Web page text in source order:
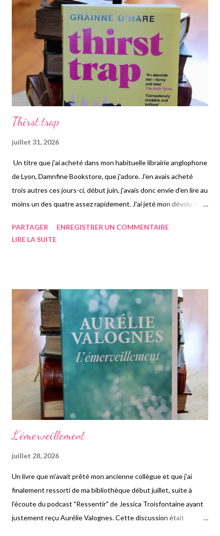
rentre véritablement dans la thématique, mais j'avoue que je
n'avais pas vraiment d'autre idée. Dans ce roman constitué de
cinq chapitres, on va faire la connaissance de Gumnam, une
femme de plus de...
Thirst trap
juillet 31, 2026
Un titre que j'ai acheté dans mon habituelle librairie anglophone
de Lyon, Damnfine Bookstore, que j'adore. J'en avais acheté
trois autres ces jours-ci, début juin, j'avais donc envie d'en lire au
moins un des quatre assez rapidement. J'ai jeté mon dévolu sur
coup lu en anglais, dont la sortie "poche" est parue récemment.
amie irlandaise m'a fait la traductrice et ce serait à peu près ça.
Dans ce roman-ci qui n'a pas été un coup de cœur mais que j'ai
plutôt bien aimé mais sans plus, on va suivre trois amies basées
à Belfast. Harley, Maggie et Roise (prononcez Reucha). Amies
PARTAGER
ENREGISTRER UN COMMENTAIRE
LIRE LA SUITE
L'émerveillement
juillet 28, 2026
Un livre que m'avait prêté mon ancienne collègue et que j'ai
finalement ressorti de ma bibliothèque début juillet, suite à
l'écoute du podcast "Ressentir" de Jessica Troisfontaine ayant
justement reçu Aurélie Valognes. Cette discussion était